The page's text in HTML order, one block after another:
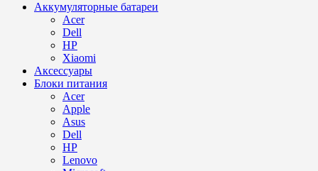
Аккумуляторные батареи
Acer
Dell
HP
Xiaomi
Аксессуары
Блоки питания
Acer
Apple
Asus
Dell
HP
Lenovo